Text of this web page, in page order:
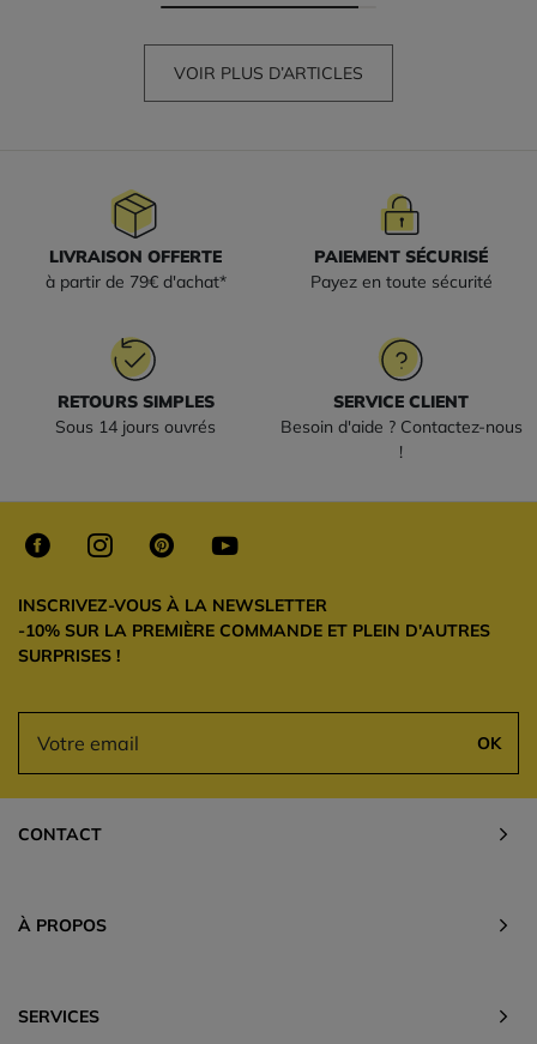
VOIR PLUS D’ARTICLES
LIVRAISON OFFERTE
à partir de 79€ d'achat*
PAIEMENT SÉCURISÉ
Payez en toute sécurité
RETOURS SIMPLES
Sous 14 jours ouvrés
SERVICE CLIENT
Besoin d'aide ? Contactez-nous
!
INSCRIVEZ-VOUS À LA NEWSLETTER
-10% SUR LA PREMIÈRE COMMANDE ET PLEIN D'AUTRES
SURPRISES !
OK
CONTACT
À PROPOS
SERVICES